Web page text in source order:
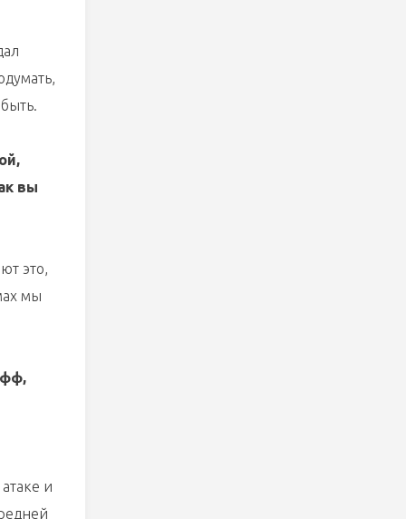
вы
это,
мы
и